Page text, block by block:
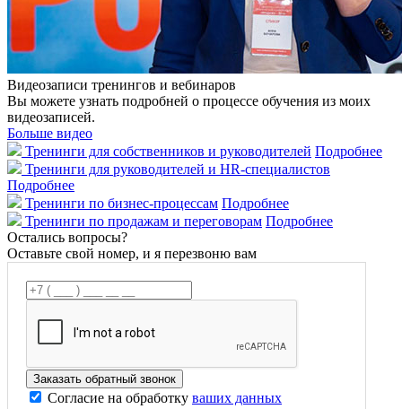
Видеозаписи тренингов и вебинаров
Вы можете узнать подробней о процессе обучения из моих
видеозаписей.
Больше видео
Тренинги для собственников и руководителей Подробнее
Тренинги для руководителей и HR-специалистов
Подробнее
Тренинги по бизнес-процессам Подробнее
Тренинги по продажам и переговорам Подробнее
Остались вопросы?
Оставьте свой номер, и я перезвоню вам
Согласие на обработку ваших данных